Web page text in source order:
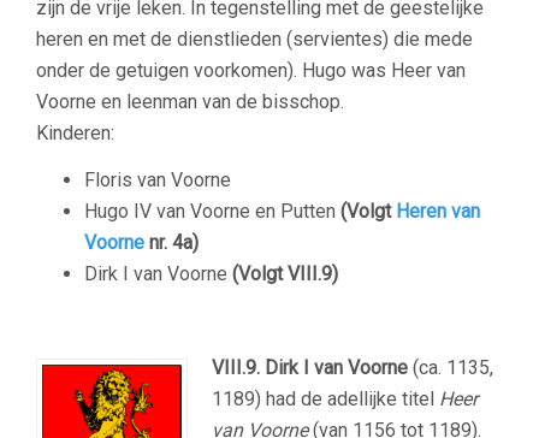
zijn de vrije leken. In tegenstelling met de geestelijke
heren en met de dienstlieden (servientes) die mede
onder de getuigen voorkomen). Hugo was Heer van
Voorne en leenman van de bisschop.
Kinderen:
Floris van Voorne
Hugo IV van Voorne en Putten (Volgt Heren van
Voorne nr. 4a)
Dirk I van Voorne (Volgt VIII.9)
VIII.9. Dirk I van Voorne (ca. 1135,
1189) had de adellijke titel Heer
van Voorne(van 1156 tot 1189).